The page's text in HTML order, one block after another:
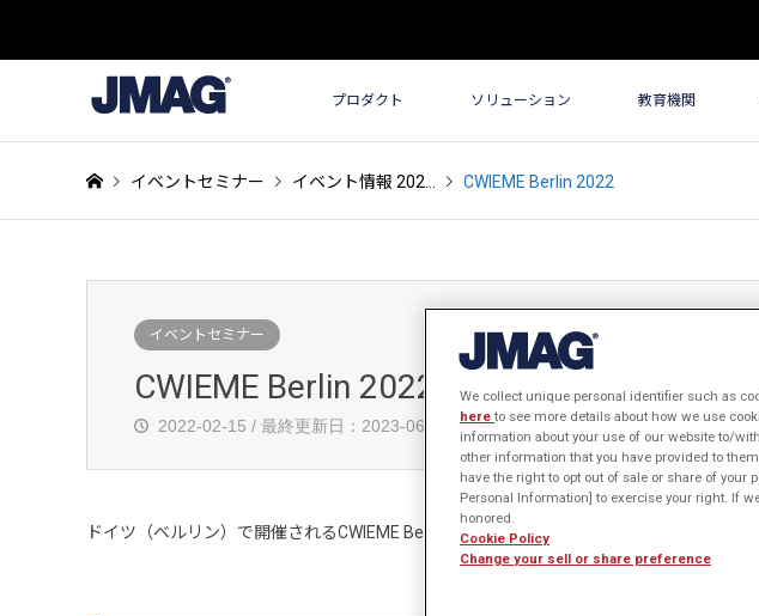
プロダクト ソリューション 教育機関
イベントセミナー イベント情報 202… CWIEME Berlin 2022
イベントセミナー
CWIEME Berlin 2022
2022-02-15 / 最終更新日：2023-06-06
ドイツ（ベルリン）で開催されるCWIEME Berlin 2022に、JMAG代理店のPOWERSYSが出
We collect unique personal identifier such as
hereto see more details about how we use
information about your use of our website to/
other information that you have provided to
have the right to opt out of sale or share of your
Personal Information] to exercise your right. If
honored.
Cookie Policy
Change your sell or share preference